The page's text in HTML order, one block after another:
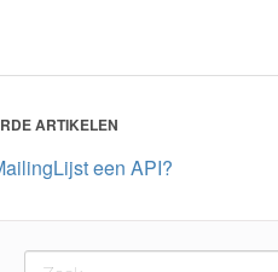
ARTIKELEN
een API?